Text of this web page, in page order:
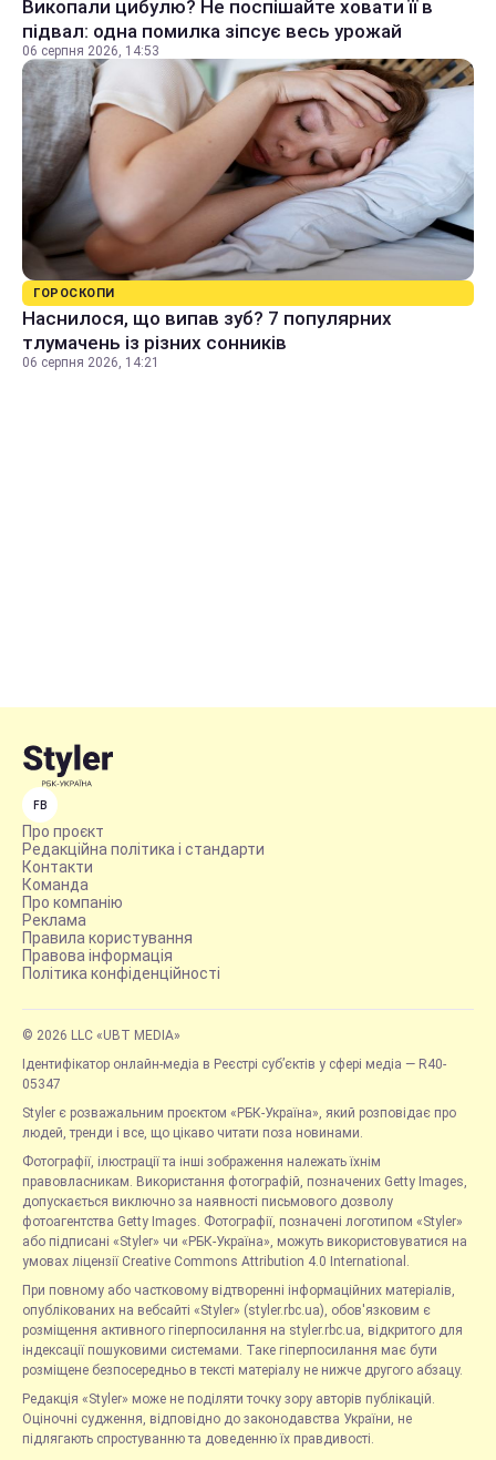
Викопали цибулю? Не поспішайте ховати її в
підвал: одна помилка зіпсує весь урожай
06 серпня 2026, 14:53
ГОРОСКОПИ
Наснилося, що випав зуб? 7 популярних
тлумачень із різних сонників
06 серпня 2026, 14:21
FB
Про проєкт
Редакційна політика і стандарти
Контакти
Команда
Про компанію
Реклама
Правила користування
Правова інформація
Політика конфіденційності
© 2026 LLC «UBT MEDIA»
Ідентифікатор онлайн-медіа в Реєстрі суб’єктів у сфері медіа — R40-
05347
Styler є розважальним проєктом «РБК-Україна», який розповідає про
людей, тренди і все, що цікаво читати поза новинами.
Фотографії, ілюстрації та інші зображення належать їхнім
правовласникам. Використання фотографій, позначених Getty Images,
допускається виключно за наявності письмового дозволу
фотоагентства Getty Images. Фотографії, позначені логотипом «Styler»
або підписані «Styler» чи «РБК-Україна», можуть використовуватися на
умовах ліцензії Creative Commons Attribution 4.0 International.
При повному або частковому відтворенні інформаційних матеріалів,
опублікованих на вебсайті «Styler» (styler.rbc.ua), обов'язковим є
розміщення активного гіперпосилання на styler.rbc.ua, відкритого для
індексації пошуковими системами. Таке гіперпосилання має бути
розміщене безпосередньо в тексті матеріалу не нижче другого абзацу.
Редакція «Styler» може не поділяти точку зору авторів публікацій.
Оціночні судження, відповідно до законодавства України, не
підлягають спростуванню та доведенню їх правдивості.